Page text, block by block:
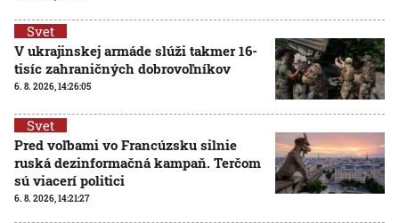
Svet
V ukrajinskej armáde slúži takmer 16-
tisíc zahraničných dobrovoľníkov
6. 8. 2026, 14:26:05
Svet
Pred voľbami vo Francúzsku silnie
ruská dezinformačná kampaň. Terčom
sú viacerí politici
6. 8. 2026, 14:21:27